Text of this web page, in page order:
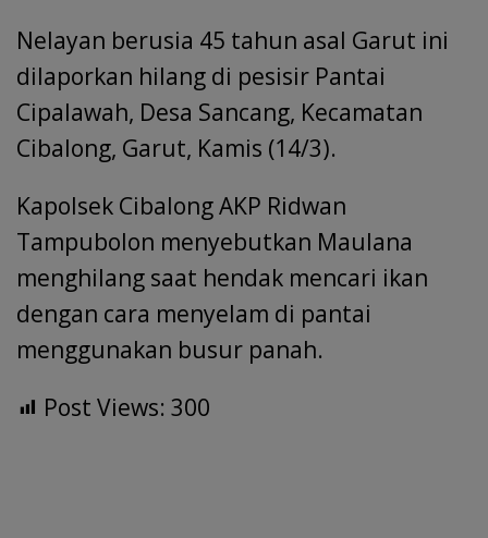
Nelayan berusia 45 tahun asal Garut ini
dilaporkan hilang di pesisir Pantai
Cipalawah, Desa Sancang, Kecamatan
Cibalong, Garut, Kamis (14/3).
Kapolsek Cibalong AKP Ridwan
Tampubolon menyebutkan Maulana
menghilang saat hendak mencari ikan
dengan cara menyelam di pantai
menggunakan busur panah.
Post Views: 300